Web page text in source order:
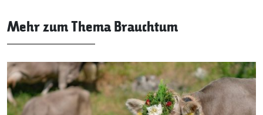
Mehr zum Thema Brauchtum